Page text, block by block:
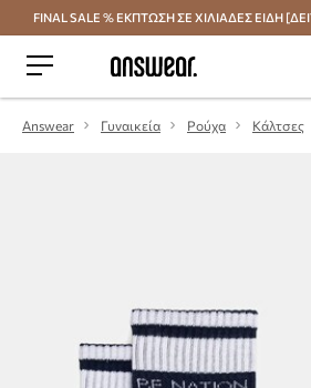
Εξοικονομήστε με το Answear
FINAL SALE % ΕΚΠΤΩΣΗ ΣΕ ΧΙΛΙΑΔΕΣ ΕΙΔΗ
Answear Γυναικεία Ρούχα Κάλτσες